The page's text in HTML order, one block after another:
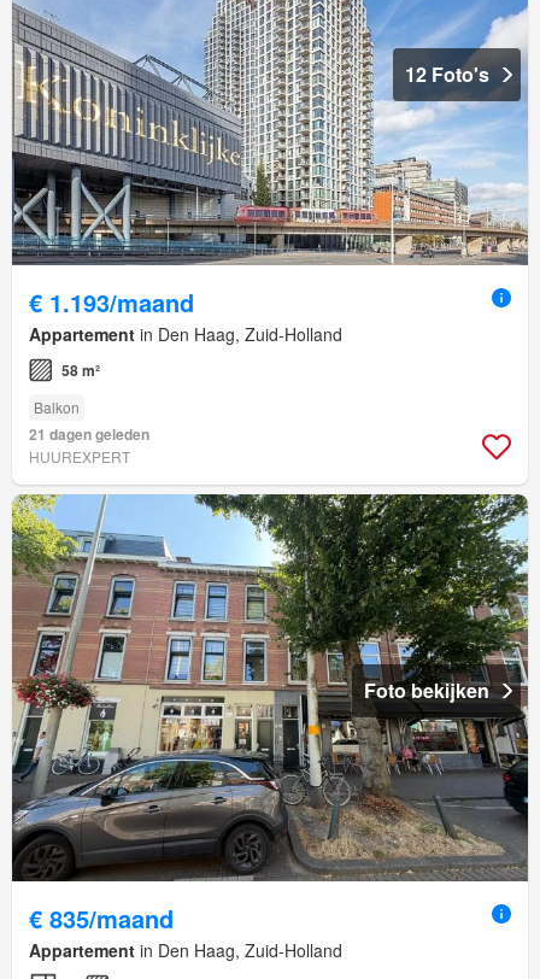
12 Foto's
€ 1.193/maand
Appartement in Den Haag, Zuid-Holland
58 m²
Balkon
21 dagen geleden
HUUREXPERT
Foto bekijken
€ 835/maand
Appartement in Den Haag, Zuid-Holland